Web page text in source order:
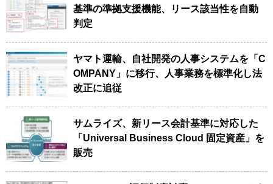
基準の準拠支援機能、リース該当性を自動
判定
ヤマト運輸、自社開発の人事システムを「C
OMPANY」に移行、人事業務を標準化し法
改正に追従
サムライズ、新リース会計基準に対応した
「Universal Business Cloud 固定資産」を
販売